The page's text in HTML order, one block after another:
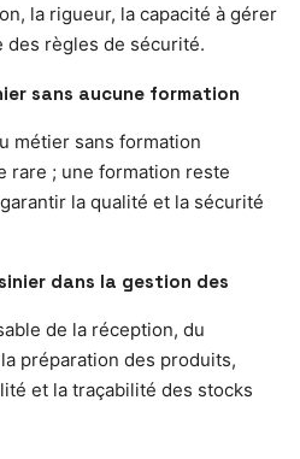
la rigueur, la capacité à gérer
des règles de sécurité.
sans aucune formation
métier sans formation
rare ; une formation reste
la qualité et la sécurité
dans la gestion des
de la réception, du
préparation des produits,
et la traçabilité des stocks